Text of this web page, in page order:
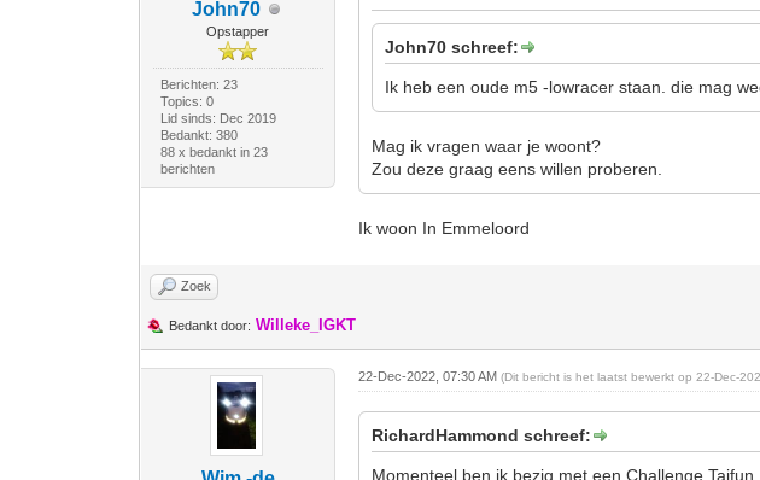
John70
Opstapper
Berichten: 23
Topics: 0
Lid sinds: Dec 2019
Bedankt: 380
88 x bedankt in 23
berichten
John70 schreef:
Ik heb een oude m5 -lowracer staan. die mag
Mag ik vragen waar je woont?
Zou deze graag eens willen proberen.
Ik woon In Emmeloord
Zoek
Bedankt door: Willeke_IGKT
22-Dec-2022, 07:30 AM(Dit bericht is het laatst bewerkt op 22-Dec-
RichardHammond schreef:
Momenteel ben ik bezig met een Challenge